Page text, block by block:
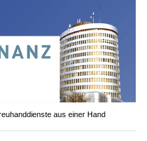
aus einer Hand